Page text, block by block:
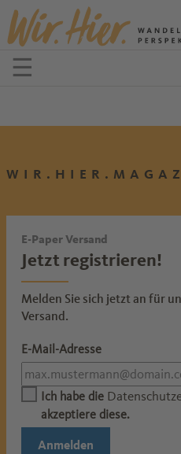
Zum Inhalt springen
☰Menü öffnen
E-Paper Versand
Jetzt registrieren!
Melden Sie sich jetzt an für
Versand.
E-Mail-Adresse
Ich habe die
akzeptiere diese.
Anmelden